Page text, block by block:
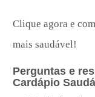
Clique agora e
mais saudável!
Perguntas e
Cardápio